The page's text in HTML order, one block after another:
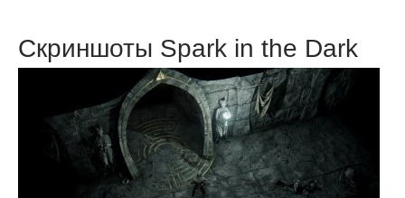
Скриншоты Spark in the Dark